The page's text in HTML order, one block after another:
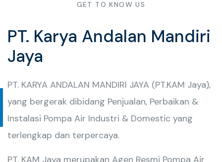
GET TO KNOW US
PT. Karya Andalan Mandiri
Jaya
PT. KARYA ANDALAN MANDIRI JAYA (PT.KAM Jaya),
yang bergerak dibidang Penjualan, Perbaikan &
Instalasi Pompa Air Industri & Domestic yang
terlengkap dan terpercaya.
PT. KAM Jaya merupakan Agen Resmi Pompa Air